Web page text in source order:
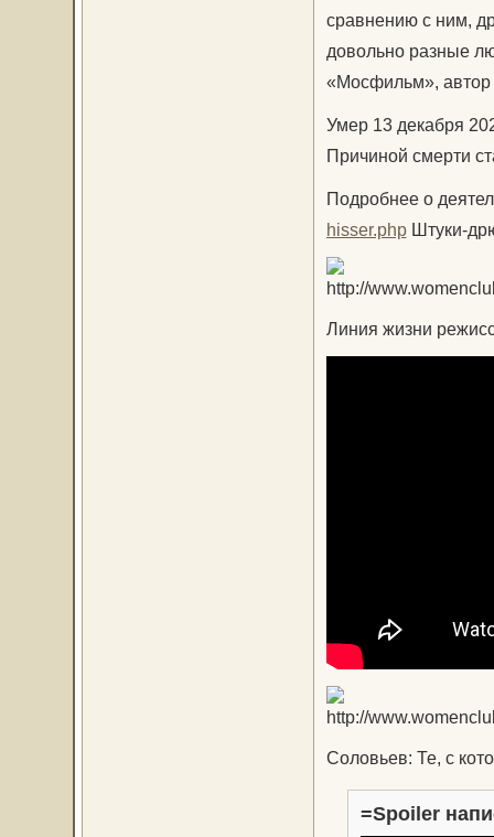
сравнению с ним,
довольно разные
«Мосфильм», автор
Умер 13 декабря
Причиной смерти
Подробнее о
hisser.phpШтуки-
Линия жизни
Соловьев: Те, с
=Spoiler